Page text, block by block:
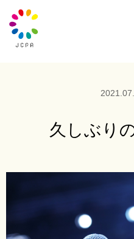
セミナ
久しぶり